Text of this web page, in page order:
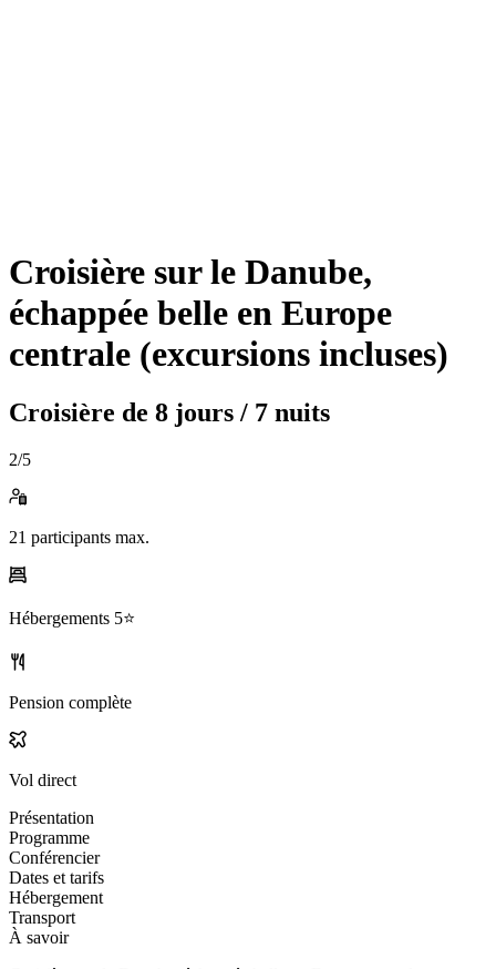
Croisière sur le Danube,
échappée belle en Europe
centrale (excursions incluses)
Croisière de 8 jours / 7 nuits
2/5
21 participants max.
Hébergements 5⭐️
Pension complète
Vol direct
Présentation
Programme
Conférencier
Dates et tarifs
Hébergement
Transport
À savoir